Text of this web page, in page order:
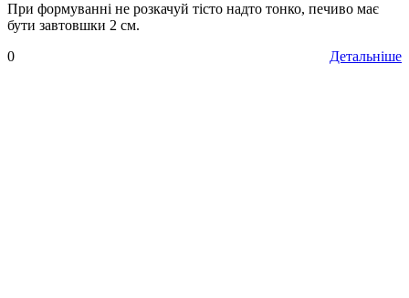
При формуванні не розкачуй тісто надто тонко, печиво має
бути завтовшки 2 см.
Детальніше
0